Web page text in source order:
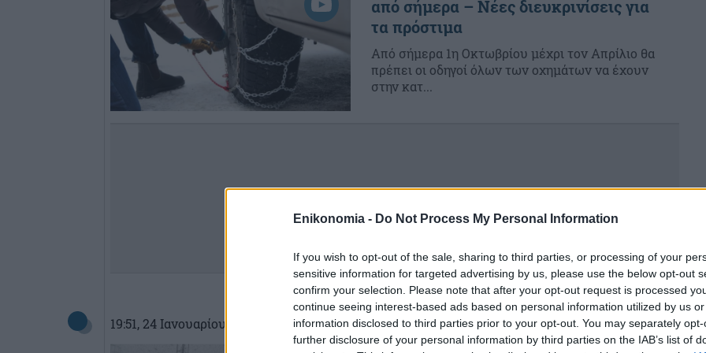
Enikonomia - Do Not Process My Personal Information
If you wish to opt-out of the sale, sharing to third parties, or processing of your
sensitive information for targeted advertising by us, please use the below opt-out
confirm your selection. Please note that after your opt-out request is processed
continue seeing interest-based ads based on personal information utilized by us
information disclosed to third parties prior to your opt-out. You may separately
further disclosure of your personal information by third parties on the IAB’s list of
από σήμερα – Νέες διευκρινίσεις για
τα πρόστιμα
Από σήμερα 1η Οκτωβρίου μέχρι τον Απρίλιο θα
πρέπει οι οδηγοί όλων των οχημάτων να έχουν
στην κατ...
19:51, 24 Ιανουαρίου 2022 Επικαιρότητα